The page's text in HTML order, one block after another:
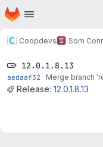
Skip to main content
Homepage
Coopdevs Som
12.0.1.8.13
aedaaf32 · Merge branch
Release: 12.0.1.8.13